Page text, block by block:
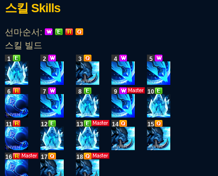
스킬 Skills
선마순서:
스킬 빌드
1 2 3 4 5
6 7 8 9 10
11 12 13 14 15
16 17 18